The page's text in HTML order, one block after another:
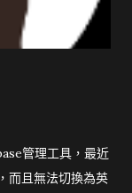
管理工具，最近
而且無法切換為英